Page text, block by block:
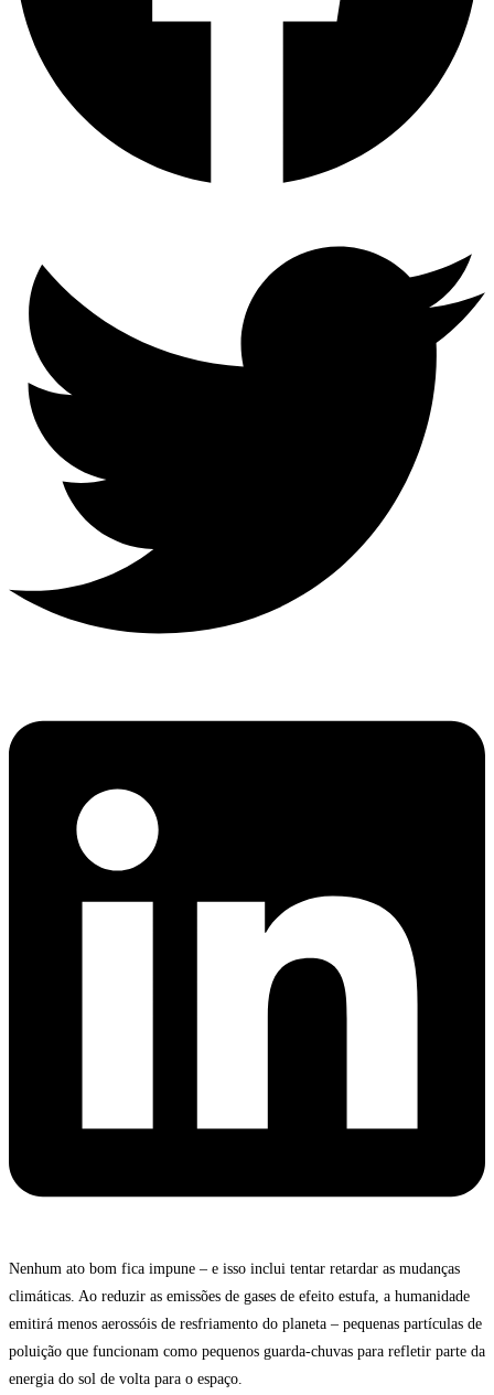
Nenhum ato bom fica impune – e isso inclui tentar retardar as mudanças
climáticas. Ao reduzir as emissões de gases de efeito estufa, a humanidade
emitirá menos aerossóis de resfriamento do planeta – pequenas partículas de
poluição que funcionam como pequenos guarda-chuvas para refletir parte da
energia do sol de volta para o espaço.